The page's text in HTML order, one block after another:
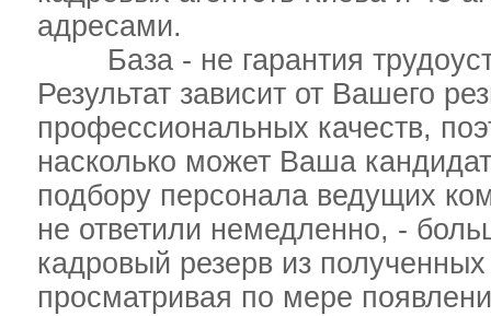
адресами.
База - не гарантия
Результат зависит от Вашего
профессиональных качеств,
насколько может Ваша
подбору персонала ведущих
не ответили немедленно, -
кадровый резерв из
просматривая по мере